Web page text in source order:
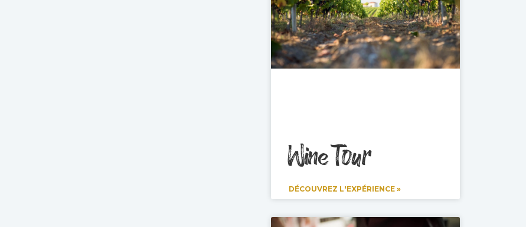
Wine Tour
DÉCOUVREZ L'EXPÉRIENCE »